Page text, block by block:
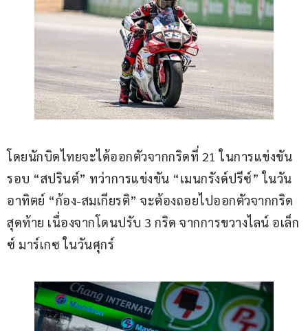
โดยนักบิดไทยจะได้ออกตัวจากกริดที่ 21 ในการแข่งขัน
รอบ “สปรินต์” ทว่าการแข่งขัน “เมนกรังด์ปรีซ์” ในวัน
อาทิตย์ “ก้อง-สมเกียรติ” จะต้องถอยไปออกตัวจากกริด
สุดท้าย เนื่องจากโดนปรับ 3 กริด จากการขวางไลน์ อเล็ก
ซ์ มาร์เกซ ในวันศุกร์